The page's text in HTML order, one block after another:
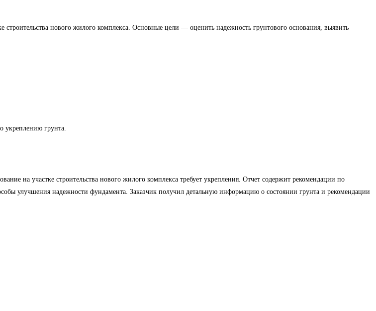
строительства нового жилого комплекса. Основные цели — оценить надежность грунтового основания, выявить
укреплению грунта.
на участке строительства нового жилого комплекса требует укрепления. Отчет содержит рекомендации по
улучшения надежности фундамента. Заказчик получил детальную информацию о состоянии грунта и рекомендации